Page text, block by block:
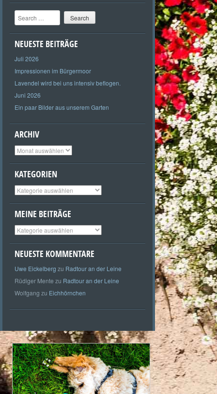
Search
NEUESTE BEITRÄGE
Juli 2026
Impressionen im Bürgermoor
Lavendel wird bei uns intensiv beflogen.
Juni 2026
Ein paar Bilder aus unserem Garten
ARCHIV
Archiv
KATEGORIEN
Kategorien
MEINE BEITRÄGE
Meine
Beiträge
NEUESTE KOMMENTARE
Uwe Eickelberg zu Radtour an der Leine
Rüdiger Mente zu Radtour an der Leine
Wolfgang zu Eichhörnchen